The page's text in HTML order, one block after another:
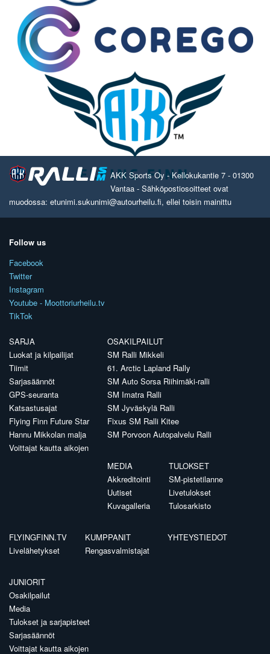
AKK Sports Oy - Kellokukantie 7 - 01300
Vantaa - Sähköpostiosoitteet ovat
muodossa: etunimi.sukunimi@autourheilu.fi, ellei toisin mainittu
Follow us
Facebook
Twitter
Instagram
Youtube - Moottoriurheilu.tv
TikTok
SARJA
Luokat ja kilpailijat
Tiimit
Sarjasäännöt
GPS-seuranta
Katsastusajat
Flying Finn Future Star
Hannu Mikkolan malja
Voittajat kautta aikojen
OSAKILPAILUT
SM Ralli Mikkeli
61. Arctic Lapland Rally
SM Auto Sorsa Riihimäki-ralli
SM Imatra Ralli
SM Jyväskylä Ralli
Fixus SM Ralli Kitee
SM Porvoon Autopalvelu Ralli
MEDIA
Akkreditointi
Uutiset
Kuvagalleria
TULOKSET
SM-pistetilanne
Livetulokset
Tulosarkisto
FLYINGFINN.TV
Livelähetykset
KUMPPANIT
Rengasvalmistajat
YHTEYSTIEDOT
JUNIORIT
Osakilpailut
Media
Tulokset ja sarjapisteet
Sarjasäännöt
Voittajat kautta aikojen